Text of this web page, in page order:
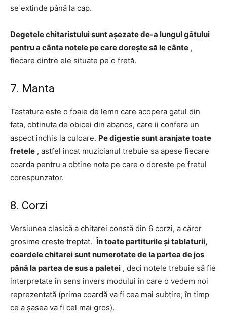
se extinde până la cap.
Degetele chitaristului sunt așezate de-a lungul gâtului
pentru a cânta notele pe care dorește să le cânte ,
fiecare dintre ele situate pe o fretă.
7. Manta
Tastatura este o foaie de lemn care acopera gatul din
fata, obtinuta de obicei din abanos, care ii confera un
aspect inchis la culoare. Pe digestie sunt aranjate toate
fretele , astfel incat muzicianul trebuie sa apese fiecare
coarda pentru a obtine nota pe care o doreste pe fretul
corespunzator.
8. Corzi
Versiunea clasică a chitarei constă din 6 corzi, a căror
grosime crește treptat.În toate partiturile și tablaturii,
coardele chitarei sunt numerotate de la partea de jos
până la partea de sus a paletei , deci notele trebuie să fie
interpretate în sens invers modului în care o vedem noi
reprezentată (prima coardă va fi cea mai subțire, în timp
ce a șasea va fi cel mai gros).